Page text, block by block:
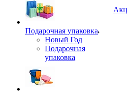
Подарочная упаковка
Новый Год
Подарочная
упаковка